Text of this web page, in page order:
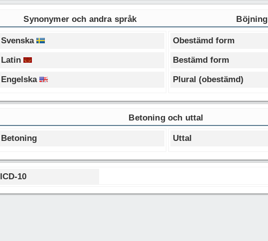
Synonymer och andra språk Böjning
Svenska
Latin
Engelska
Obestämd form
Bestämd form
Plural (obestämd)
Betoning och uttal
Betoning Uttal
ICD-10